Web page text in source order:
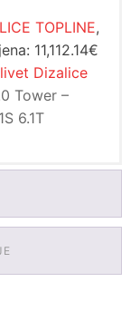
TOPLINE,
11,112.14€
Dizalice
Tower –
6.1T